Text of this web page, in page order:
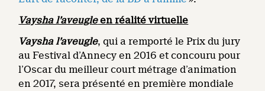
Vaysha l’aveugleen réalité virtuelle
Vaysha l’aveugle, qui a remporté le Prix du jury
au Festival d’Annecy en 2016 et concouru pour
l’Oscar du meilleur court métrage d’animation
en 2017, sera présenté en première mondiale